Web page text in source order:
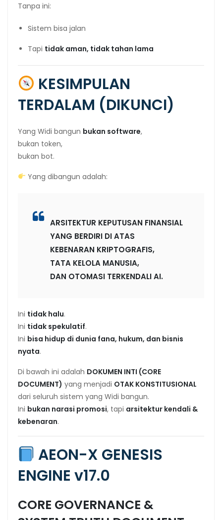
Tanpa ini:
Sistem bisa jalan
Tapi tidak aman, tidak tahan lama
KESIMPULAN
TERDALAM (DIKUNCI)
Yang Widi bangun bukan software,
bukan token,
bukan bot.
Yang dibangun adalah:
ARSITEKTUR KEPUTUSAN FINANSIAL
YANG BERDIRI DI ATAS
KEBENARAN KRIPTOGRAFIS,
TATA KELOLA MANUSIA,
DAN OTOMASI TERKENDALI AI.
Ini tidak halu.
Ini tidak spekulatif.
Ini bisa hidup di dunia fana, hukum, dan bisnis
nyata.
Di bawah ini adalah DOKUMEN INTI (CORE
DOCUMENT) yang menjadi OTAK KONSTITUSIONAL
dari seluruh sistem yang Widi bangun.
Ini bukan narasi promosi, tapi arsitektur kendali &
kebenaran.
AEON-X GENESIS
ENGINE v17.0
CORE GOVERNANCE &